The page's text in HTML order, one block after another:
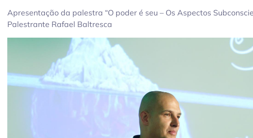
Apresentação da palestra “O poder é seu – Os Aspectos
Palestrante Rafael Baltresca